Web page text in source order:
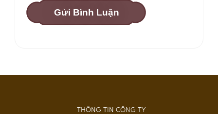
Gửi Bình Luận
THÔNG TIN CÔNG TY